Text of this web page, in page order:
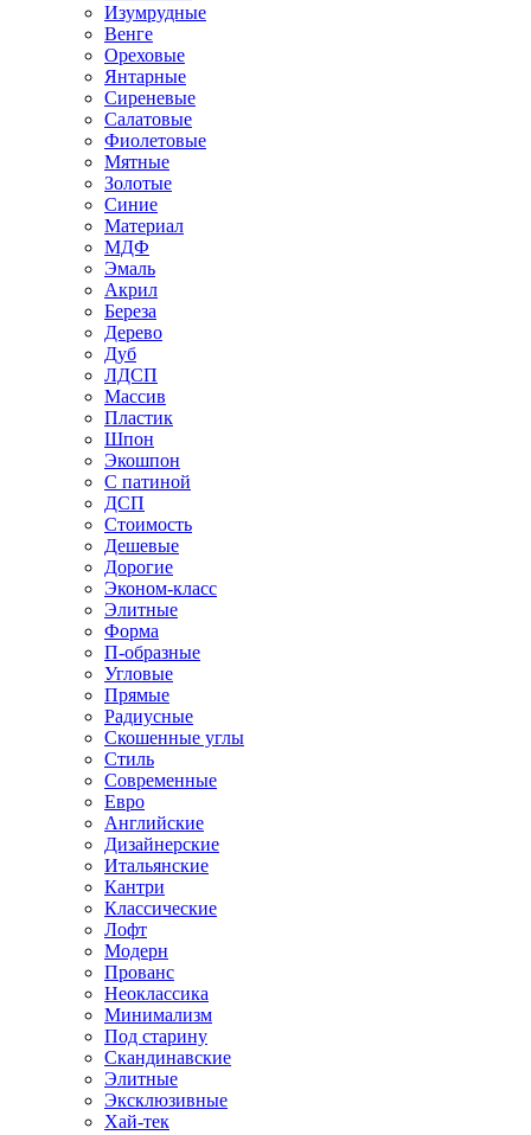
Изумрудные
Венге
Ореховые
Янтарные
Сиреневые
Салатовые
Фиолетовые
Мятные
Золотые
Синие
Материал
МДФ
Эмаль
Акрил
Береза
Дерево
Дуб
ЛДСП
Массив
Пластик
Шпон
Экошпон
С патиной
ДСП
Стоимость
Дешевые
Дорогие
Эконом-класс
Элитные
Форма
П-образные
Угловые
Прямые
Радиусные
Скошенные углы
Стиль
Современные
Евро
Английские
Дизайнерские
Итальянские
Кантри
Классические
Лофт
Модерн
Прованс
Неоклассика
Минимализм
Под старину
Скандинавские
Элитные
Эксклюзивные
Хай-тек